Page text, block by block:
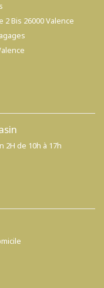
Bis 26000 Valence
2H de 10h à 17h